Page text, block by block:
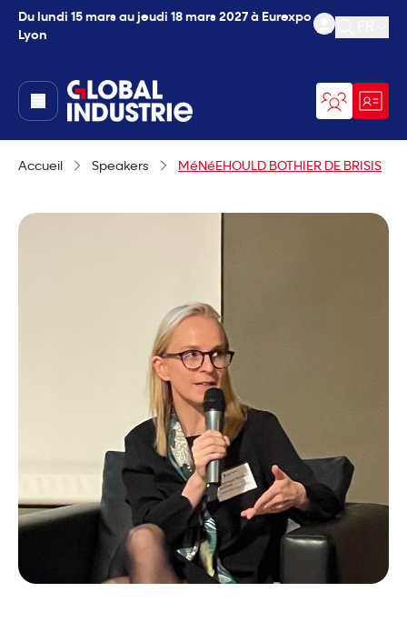
Du lundi 15 mars au jeudi 18 mars 2027 à Eurexpo
Lyon
Ouvrir
page.home
Accueil Speakers MéNéEHOULD BOTHIER DE BRISIS